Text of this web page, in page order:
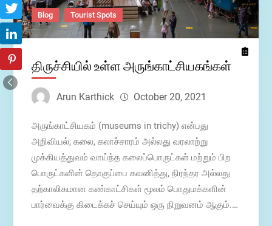
Blog Tourist Spots
திருச்சியில் உள்ள அருங்காட்சியகங்கள்
Arun Karthick October 20, 2021
அருங்காட்சியகம் (museums in trichy) என்பது
அறிவியல், கலை, கலாச்சாரம் அல்லது வரலாற்று
முக்கியத்துவம் வாய்ந்த கலைப்பொருட்கள் மற்றும் பிற
பொருட்களின் தொகுப்பை கவனித்து, நிரந்தர அல்லது
தற்காலிகமான கண்காட்சிகள் மூலம் பொதுமக்களின்
பார்வைக்கு கிடைக்கச் செய்யும் ஒரு நிறுவனம் ஆகும்.…